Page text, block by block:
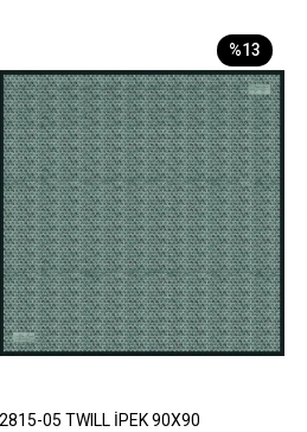
%13
2815-05 TWILL İPEK 90X90